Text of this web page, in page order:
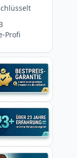
Profi